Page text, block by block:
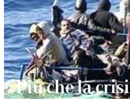
Più che la crisi